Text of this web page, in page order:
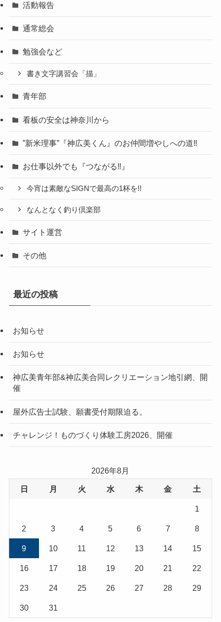
活動報告
通常総会
勉強会など
書き文字講習会「描」
青年部
看板の安全は神奈川から
”新米理事”『神広美くん』のお仲間増やしへの道‼
お仕事以外でも『つながる‼』
今宵は素敵なSIGNで最高の1杯を!!
なんとなく釣り倶楽部
サイト運営
その他
最近の投稿
お知らせ
お知らせ
神広美青年部&神広美合同レクリエーション地引網、開
催
屋外広告士試験、願書受付期限迫る。
チャレンジ！ものづくり体験工房2026、開催
2026年8月
日 月 火 水 木 金 土
1
2 3 4 5 6 7 8
9 10 11 12 13 14 15
16 17 18 19 20 21 22
23 24 25 26 27 28 29
30 31